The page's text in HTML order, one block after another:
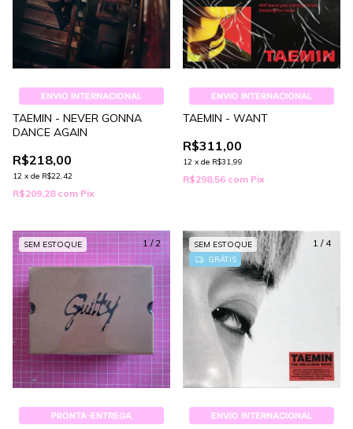
ENVIO INTERNACIONAL
TAEMIN - NEVER GONNA
DANCE AGAIN
R$218,00
12 x de R$22,42
R$209,28 com Pix
ENVIO INTERNACIONAL
TAEMIN - WANT
R$311,00
12 x de R$31,99
R$298,56 com Pix
1/2
SEM ESTOQUE
PRONTA-ENTREGA
1 / 4
SEM ESTOQUE
GRÁTIS
ENVIO INTERNACIONAL